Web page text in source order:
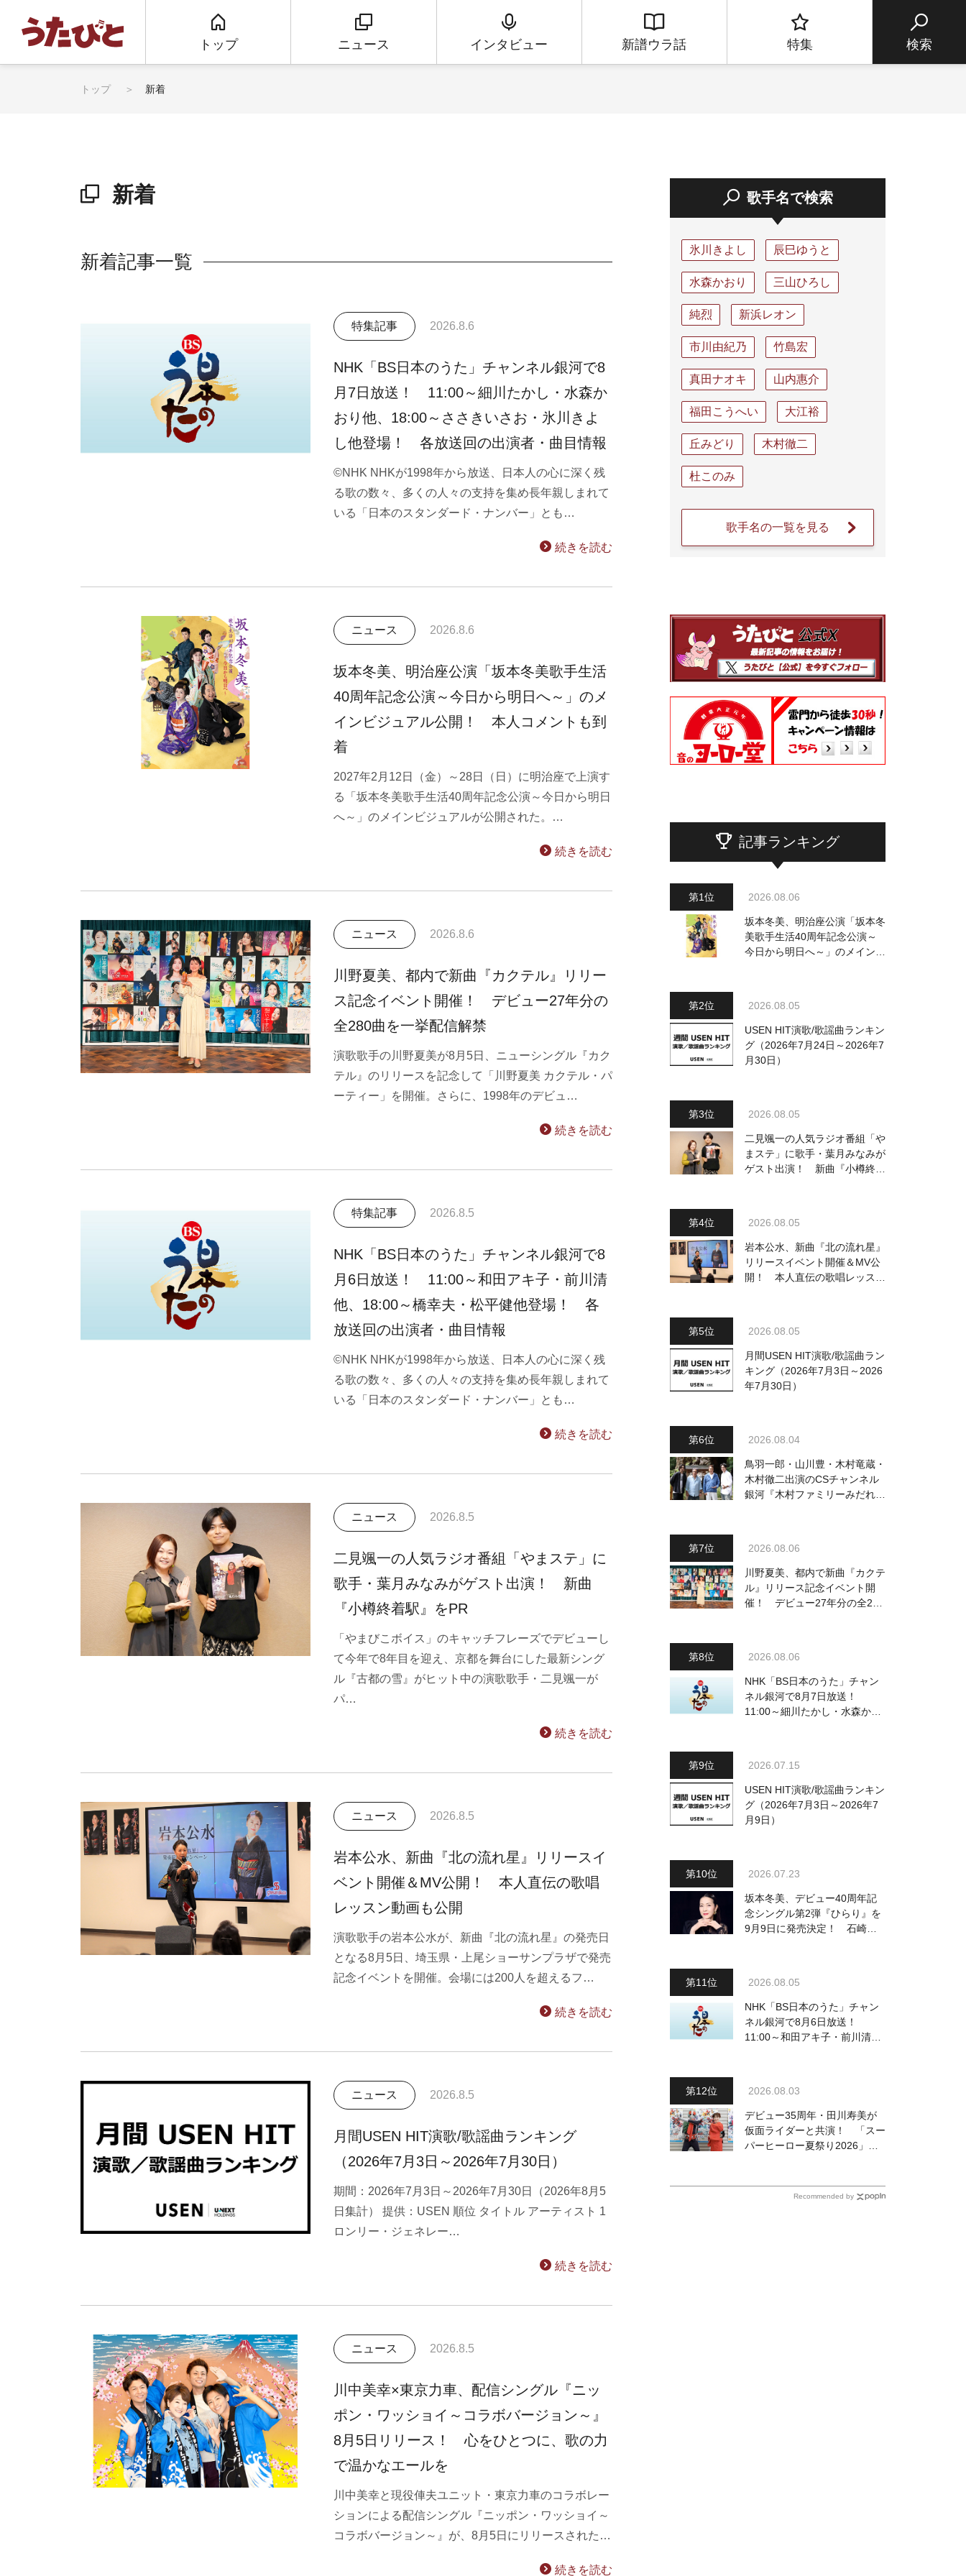
トップ ニュース インタビュー 新譜ウラ話 特集 検索
トップ 新着
新着
新着記事一覧
特集記事 2026.8.6
NHK「BS日本のうた」チャンネル銀河で8
月7日放送！ 11:00～細川たかし・水森か
おり他、18:00～ささきいさお・氷川きよ
し他登場！ 各放送回の出演者・曲目情報
©NHK NHKが1998年から放送、日本人の心に深く残
る歌の数々、多くの人々の支持を集め長年親しまれて
いる「日本のスタンダード・ナンバー」とも…
続きを読む
ニュース 2026.8.6
坂本冬美、明治座公演「坂本冬美歌手生活
40周年記念公演～今日から明日へ～」のメ
インビジュアル公開！ 本人コメントも到
着
2027年2月12日（金）～28日（日）に明治座で上演す
る「坂本冬美歌手生活40周年記念公演～今日から明日
へ～」のメインビジュアルが公開された。…
続きを読む
ニュース 2026.8.6
川野夏美、都内で新曲『カクテル』リリー
ス記念イベント開催！ デビュー27年分の
全280曲を一挙配信解禁
演歌歌手の川野夏美が8月5日、ニューシングル『カク
テル』のリリースを記念して「川野夏美 カクテル・パ
ーティー」を開催。さらに、1998年のデビュ…
続きを読む
特集記事 2026.8.5
NHK「BS日本のうた」チャンネル銀河で8
月6日放送！ 11:00～和田アキ子・前川清
他、18:00～橋幸夫・松平健他登場！ 各
放送回の出演者・曲目情報
©NHK NHKが1998年から放送、日本人の心に深く残
る歌の数々、多くの人々の支持を集め長年親しまれて
いる「日本のスタンダード・ナンバー」とも…
続きを読む
ニュース 2026.8.5
二見颯一の人気ラジオ番組「やまステ」に
歌手・葉月みなみがゲスト出演！ 新曲
『小樽終着駅』をPR
「やまびこボイス」のキャッチフレーズでデビューし
て今年で8年目を迎え、京都を舞台にした最新シング
ル『古都の雪』がヒット中の演歌歌手・二見颯一が
パ…
続きを読む
ニュース 2026.8.5
岩本公水、新曲『北の流れ星』リリースイ
ベント開催＆MV公開！ 本人直伝の歌唱
レッスン動画も公開
演歌歌手の岩本公水が、新曲『北の流れ星』の発売日
となる8月5日、埼玉県・上尾ショーサンプラザで発売
記念イベントを開催。会場には200人を超えるフ…
続きを読む
ニュース 2026.8.5
月間USEN HIT演歌/歌謡曲ランキング
（2026年7月3日～2026年7月30日）
期間：2026年7月3日～2026年7月30日（2026年8月5
日集計） 提供：USEN 順位 タイトル アーティスト 1
ロンリー・ジェネレー…
続きを読む
ニュース 2026.8.5
川中美幸×東京力車、配信シングル『ニッ
ポン・ワッショイ～コラボバージョン～』
8月5日リリース！ 心をひとつに、歌の力
で温かなエールを
川中美幸と現役俥夫ユニット・東京力車のコラボレー
ションによる配信シングル『ニッポン・ワッショイ～
コラボバージョン～』が、8月5日にリリースされた…
続きを読む
歌手名で検索
氷川きよし 辰巳ゆうと
水森かおり 三山ひろし
純烈 新浜レオン
市川由紀乃 竹島宏
真田ナオキ 山内惠介
福田こうへい 大江裕
丘みどり 木村徹二
杜このみ
歌手名の一覧を見る
記事ランキング
2026.08.06
坂本冬美、明治座公演「坂本冬
美歌手生活40周年記念公演～
今日から明日へ～」のメインビ
2026.08.05
USEN HIT演歌/歌謡曲ランキン
グ（2026年7月24日～2026年7
月30日）
2026.08.05
二見颯一の人気ラジオ番組「や
まステ」に歌手・葉月みなみが
ゲスト出演！ 新曲『小樽終着
2026.08.05
岩本公水、新曲『北の流れ星』
リリースイベント開催＆MV公
開！ 本人直伝の歌唱レッスン
2026.08.05
月間USEN HIT演歌/歌謡曲ラン
キング（2026年7月3日～2026
年7月30日）
2026.08.04
鳥羽一郎・山川豊・木村竜蔵・
木村徹二出演のCSチャンネル
銀河『木村ファミリーみだれ旅
2026.08.06
川野夏美、都内で新曲『カクテ
ル』リリース記念イベント開
催！ デビュー27年分の全280
2026.08.06
NHK「BS日本のうた」チャン
ネル銀河で8月7日放送！
11:00～細川たかし・水森かお
2026.07.15
USEN HIT演歌/歌謡曲ランキン
グ（2026年7月3日～2026年7
月9日）
2026.07.23
坂本冬美、デビュー40周年記
念シングル第2弾『ひらり』を
9月9日に発売決定！ 石崎ひ
2026.08.05
NHK「BS日本のうた」チャン
ネル銀河で8月6日放送！
11:00～和田アキ子・前川清
2026.08.03
デビュー35周年・田川寿美が
仮面ライダーと共演！ 「スー
パーヒーロー夏祭り2026」で
Recommended by